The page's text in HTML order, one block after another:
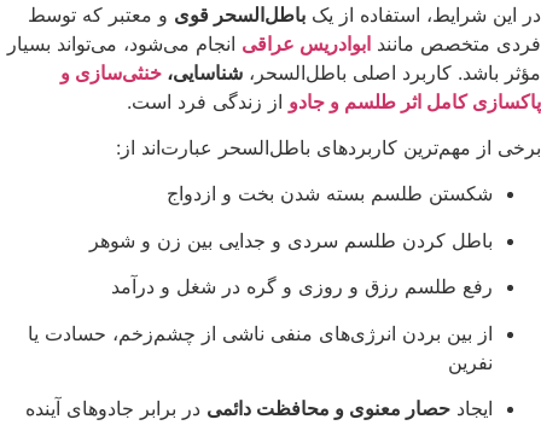
در این شرایط، استفاده از یک باطل‌السحر قوی و معتبر که توسط
فردی متخصص مانند ابوادریس عراقی انجام می‌شود، می‌تواند بسیار
مؤثر باشد. کاربرد اصلی باطل‌السحر، شناسایی، خنثی‌سازی و
پاکسازی کامل اثر طلسم و جادو از زندگی فرد است.
برخی از مهم‌ترین کاربردهای باطل‌السحر عبارت‌اند از:
شکستن طلسم بسته شدن بخت و ازدواج
باطل کردن طلسم سردی و جدایی بین زن و شوهر
رفع طلسم رزق و روزی و گره در شغل و درآمد
از بین بردن انرژی‌های منفی ناشی از چشم‌زخم، حسادت یا
نفرین
ایجاد حصار معنوی و محافظت دائمی در برابر جادوهای آینده